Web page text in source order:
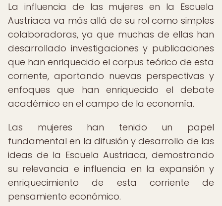
La influencia de las mujeres en la Escuela
Austriaca va más allá de su rol como simples
colaboradoras, ya que muchas de ellas han
desarrollado investigaciones y publicaciones
que han enriquecido el corpus teórico de esta
corriente, aportando nuevas perspectivas y
enfoques que han enriquecido el debate
académico en el campo de la economía.
Las mujeres han tenido un papel
fundamental en la difusión y desarrollo de las
ideas de la Escuela Austriaca, demostrando
su relevancia e influencia en la expansión y
enriquecimiento de esta corriente de
pensamiento económico.